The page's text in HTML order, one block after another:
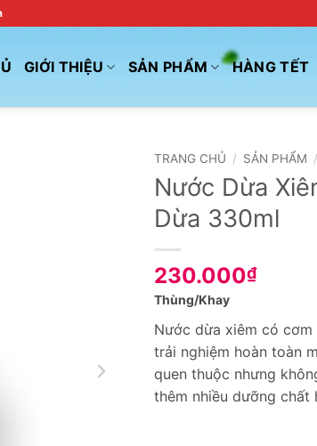
GIỚI THIỆU SẢN PHẨM HÀNG TẾT
TRANG CHỦ / SẢN PHẨM /
Nước Dừa
Dừa 330ml
230.000₫
Thùng/Khay
Nước dừa xiêm có cơm
trải nghiệm hoàn toàn
quen thuộc nhưng
thêm nhiều dưỡng chất